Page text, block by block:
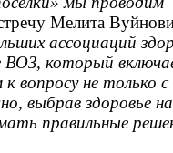
Мелита
ассоциаций
ВОЗ, который
вопросу не только
выбрав здоровье
правильные